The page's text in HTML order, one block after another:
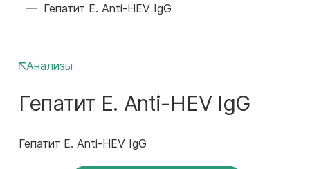
Гепатит E. Anti-HEV IgG
Анализы
Гепатит E. Anti-HEV IgG
Гепатит E. Anti-HEV IgG